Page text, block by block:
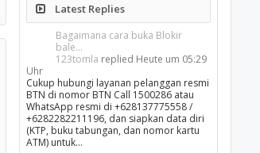
Latest Replies
Bagaimana cara buka Blokir
bale...
123tomla replied Heute um 05:29
Uhr
Cukup hubungi layanan pelanggan resmi
BTN di nomor BTN Call 1500286 atau
WhatsApp resmi di +628137775558 /
+6282282211196, dan siapkan data diri
(KTP, buku tabungan, dan nomor kartu
ATM) untuk…